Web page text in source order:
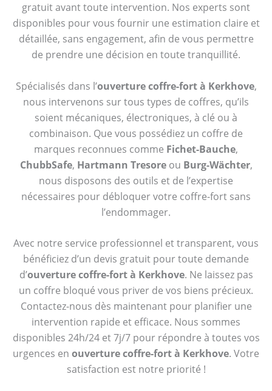
gratuit avant toute intervention. Nos experts sont
disponibles pour vous fournir une estimation claire et
détaillée, sans engagement, afin de vous permettre
de prendre une décision en toute tranquillité.
Spécialisés dans l’ouverture coffre-fort à Kerkhove,
nous intervenons sur tous types de coffres, qu’ils
soient mécaniques, électroniques, à clé ou à
combinaison. Que vous possédiez un coffre de
marques reconnues comme Fichet-Bauche,
ChubbSafe, Hartmann Tresoreou Burg-Wächter,
nous disposons des outils et de l’expertise
nécessaires pour débloquer votre coffre-fort sans
l’endommager.
Avec notre service professionnel et transparent, vous
bénéficiez d’un devis gratuit pour toute demande
d’ouverture coffre-fort à Kerkhove. Ne laissez pas
un coffre bloqué vous priver de vos biens précieux.
Contactez-nous dès maintenant pour planifier une
intervention rapide et efficace. Nous sommes
disponibles 24h/24 et 7j/7 pour répondre à toutes vos
urgences en ouverture coffre-fort à Kerkhove. Votre
satisfaction est notre priorité !